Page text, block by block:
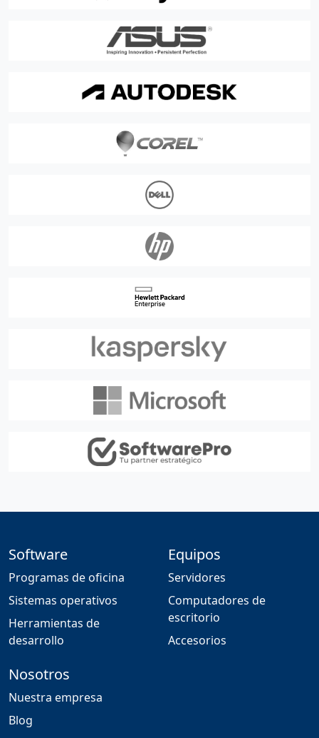
Software
Programas de oficina
Sistemas operativos
Herramientas de
desarrollo
Equipos
Servidores
Computadores de
escritorio
Accesorios
Nosotros
Nuestra empresa
Blog